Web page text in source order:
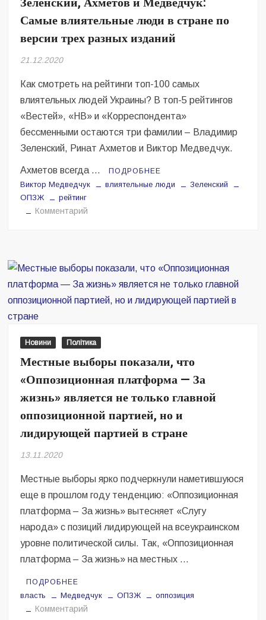
Безугла закликає валити Сирського
Світові бренди одягу та взуття: розвиток ринку та вплив на
сучасну моду
навколо керівництва армії
Самые влиятельные люди в стране по
версии трех разных изданий
21.12.2020
Как смотреть на рейтинги топ-100 самых
влиятельных людей Украины? В топ-5 рейтингов
«Вестей», «НВ» и «Корреспондента»
бессменными остаются три фамилии – Владимир
Зеленский, Ринат Ахметов и Виктор Медведчук.
Ахметов всегда … ПОДРОБНЕЕ
Виктор Медведчук влиятельные люди
Зеленский
ОПЗЖ
рейтинг
Комментарий
Медведчук:
люди
по
версии
изданий
Новини Політика
Местные выборы показали, что
«Оппозиционная платформа — За
жизнь» является не только главной
оппозиционной партией, но и
лидирующей партией в стране
13.11.2020
Местные выборы ярко подчеркнули наметившуюся
еще в прошлом году тенденцию: «Оппозиционная
платформа – За жизнь» вытесняет «Слугу
народа» с позиций лидирующей на всеукраинском
уровне политической силы. Так, «Оппозиционная
платформа – За жизнь» на местных …
ПОДРОБНЕЕ
власть Медведчук ОПЗЖ оппозиция
Комментарий